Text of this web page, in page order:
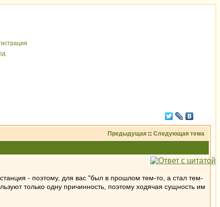
Предыдущая :: Следующая тема
- поэтому, для вас "был в прошлом тем-то, а стал тем-
только одну причинность, поэтому ходячая сущность им